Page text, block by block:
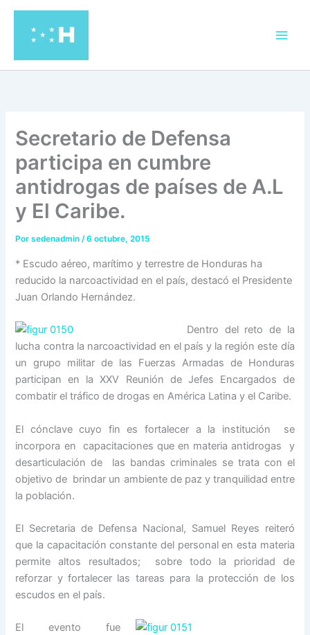
contenido
Secretario de Defensa
participa en cumbre
antidrogas de países de A.L
y El Caribe.
Porsedenadmin/6 octubre, 2015
* Escudo aéreo, marítimo y terrestre de Honduras ha
reducido la narcoactividad en el país, destacó el Presidente
Juan Orlando Hernández.
Dentro del reto de la
lucha contra la narcoactividad en el país y la región este día
un grupo militar de las Fuerzas Armadas de Honduras
participan en la XXV Reunión de Jefes Encargados de
combatir el tráfico de drogas en América Latina y el Caribe.
El cónclave cuyo fin es fortalecer a la institución se
incorpora en capacitaciones que en materia antidrogas y
desarticulación de las bandas criminales se trata con el
objetivo de brindar un ambiente de paz y tranquilidad entre
la población.
El Secretaria de Defensa Nacional, Samuel Reyes reiteró
que la capacitación constante del personal en esta materia
permite altos resultados; sobre todo la prioridad de
reforzar y fortalecer las tareas para la protección de los
escudos en el país.
El evento fue